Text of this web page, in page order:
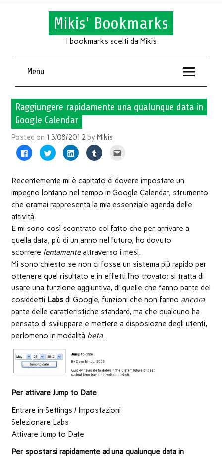
Mikis' Bookmarks
I bookmarks scelti da Mikis
Menu
Raggiungere rapidamente una qualunque data in
Google Calendar
Posted on 13/08/2012 byMikis
Fai
clic
Facebook
apre
in
una
finestra)
Fai
clic
su
(Si
in
una
Fai
clic
su
LinkedIn
(Si
in
Fai
clic
su
(Si
in
l'articolo
mail
ad
un
in
nuova
finestra)
Recentemente mi è capitato di dovere impostare un
impegno lontano nel tempo in Google Calendar, strumento
che oramai rappresenta la mia essenziale agenda delle
attività.
E mi sono così scontrato col fatto che per arrivare a
quella data, più di un anno nel futuro, ho dovuto
scorrere lentamenteattraverso i mesi.
Mi sono chiesto se non ci fosse un sistema più rapido per
ottenere quel risultato e in effetti l’ho trovato: si tratta di
usare una funzione aggiuntiva, di quelle che fanno parte dei
cosiddetti Labsdi Google, funzioni che non fanno ancora
parte delle caratteristiche standard, ma che qualcuno ha
pensato di sviluppare e mettere a disposiozne degli utenti,
perlomeno in modalità beta.
Per attivare Jump to Date
Entrare in Settings / Impostazioni
Selezionare Labs
Attivare Jump to Date
Per spostarsi rapidamente ad una qualunque data in